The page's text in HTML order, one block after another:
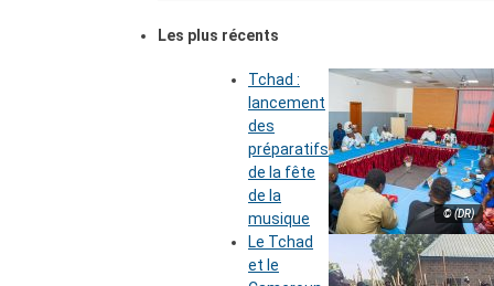
Les plus récents
© (DR)
Tchad :
lancement
des
préparatifs
de la fête
de la
musique
Le Tchad
et le